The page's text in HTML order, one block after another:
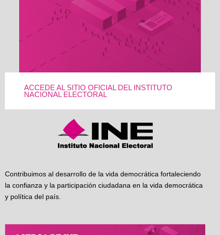
ACCEDE AL SITIO OFICIAL DEL INSTITUTO
NACIONAL ELECTORAL
Contribuimos al desarrollo de la vida democrática fortaleciendo
la confianza y la participación ciudadana en la vida democrática
y política del país.